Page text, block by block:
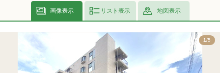
画像表示 リスト表示 地図表示
1/5